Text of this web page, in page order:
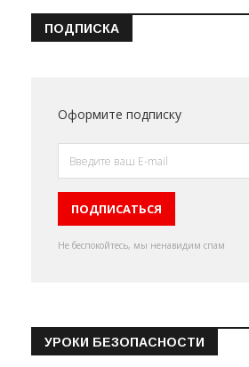
ПОДПИСКА
Оформите подписку
Не беспокойтесь, мы ненавидим спам
УРОКИ БЕЗОПАСНОСТИ